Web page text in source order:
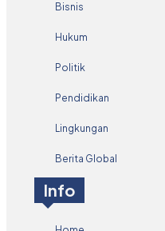
Bisnis
Hukum
Politik
Pendidikan
Lingkungan
Berita Global
Info